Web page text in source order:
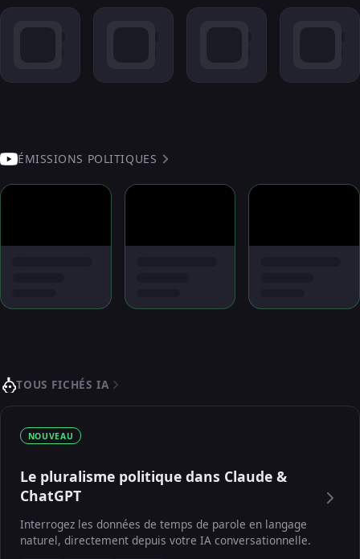
ÉMISSIONS POLITIQUES
TOUS FICHÉS IA
NOUVEAU
Le pluralisme politique dans Claude &
ChatGPT
Interrogez les données de temps de parole en langage
naturel, directement depuis votre IA conversationnelle.